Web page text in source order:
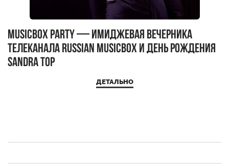
MUSICBOX PARTY — имиджевая вечерника
телеканала RUSSIAN MUSICBOX и день рождения
Sandra Top
ДЕТАЛЬНО